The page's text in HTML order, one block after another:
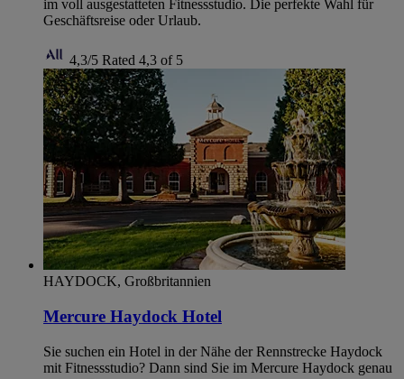
im voll ausgestatteten Fitnessstudio. Die perfekte Wahl für
Geschäftsreise oder Urlaub.
4,3/5 Rated 4,3 of 5
HAYDOCK, Großbritannien
Mercure Haydock Hotel
Sie suchen ein Hotel in der Nähe der Rennstrecke Haydock
mit Fitnessstudio? Dann sind Sie im Mercure Haydock genau